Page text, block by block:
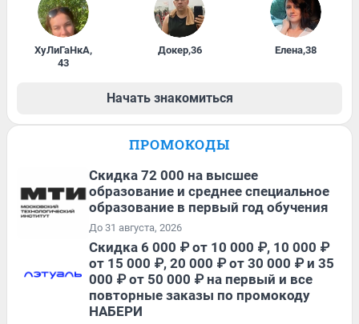
ХуЛиГаНкА,
43
Докер,36 Елена,38
Начать знакомиться
ПРОМОКОДЫ
Скидка 72 000 на высшее
образование и среднее специальное
образование в первый год обучения
До 31 августа, 2026
Скидка 6 000 ₽ от 10 000 ₽, 10 000 ₽
от 15 000 ₽, 20 000 ₽ от 30 000 ₽ и 35
000 ₽ от 50 000 ₽ на первый и все
повторные заказы по промокоду
НАБЕРИ